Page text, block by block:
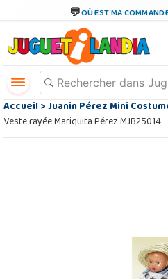
OÙ EST MA
Accueil>Juanin Pérez Mini
Veste rayée Mariquita Pérez MJB25014